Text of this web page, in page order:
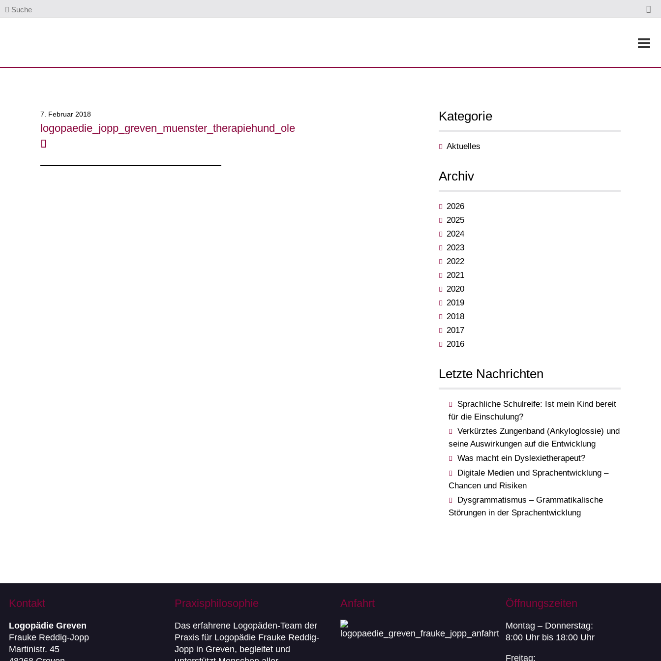
Suche
7. Februar 2018
logopaedie_jopp_greven_muenster_therapiehund_ole
Kategorie
Aktuelles
Archiv
2026
2025
2024
2023
2022
2021
2020
2019
2018
2017
2016
Letzte Nachrichten
Sprachliche Schulreife: Ist mein Kind bereit
für die Einschulung?
Verkürztes Zungenband (Ankyloglossie) und
seine Auswirkungen auf die Entwicklung
Was macht ein Dyslexietherapeut?
Digitale Medien und Sprachentwicklung –
Chancen und Risiken
Dysgrammatismus – Grammatikalische
Störungen in der Sprachentwicklung
Kontakt
Logopädie Greven
Frauke Reddig-Jopp
Martinistr. 45
Praxisphilosophie
Das erfahrene Logopäden-Team der
Praxis für Logopädie Frauke Reddig-
Jopp in Greven, begleitet und
Anfahrt Öffnungszeiten
Montag – Donnerstag:
8:00 Uhr bis 18:00 Uhr
Freitag: